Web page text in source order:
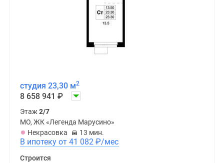
студия 23,30 м2
8 658 941 ₽
Этаж 2/7
МО, ЖК «Легенда Марусино»
Некрасовка
13 мин.
В ипотеку от 41 082 ₽/мес
Строится